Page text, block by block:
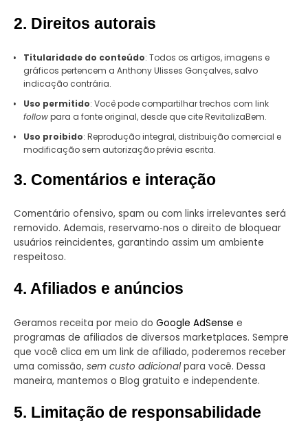
2. Direitos autorais
Titularidade do conteúdo: Todos os artigos, imagens e
gráficos pertencem a Anthony Ulisses Gonçalves, salvo
indicação contrária.
Uso permitido: Você pode compartilhar trechos com link
followpara a fonte original, desde que cite RevitalizaBem.
Uso proibido: Reprodução integral, distribuição comercial e
modificação sem autorização prévia escrita.
3. Comentários e interação
Comentário ofensivo, spam ou com links irrelevantes será
removido. Ademais, reservamo‑nos o direito de bloquear
usuários reincidentes, garantindo assim um ambiente
respeitoso.
4. Afiliados e anúncios
Geramos receita por meio do Google AdSense e
programas de afiliados de diversos marketplaces. Sempre
que você clica em um link de afiliado, poderemos receber
uma comissão, sem custo adicionalpara você. Dessa
maneira, mantemos o Blog gratuito e independente.
5. Limitação de responsabilidade